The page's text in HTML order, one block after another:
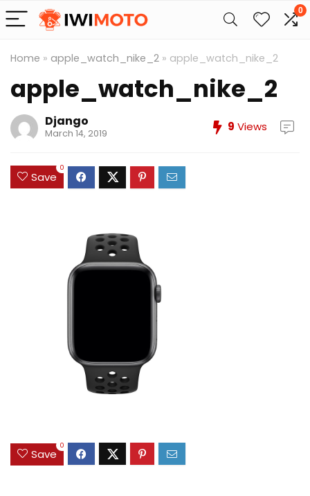
0
Home » apple_watch_nike_2 » apple_watch_nike_2
apple_watch_nike_2
Django
March 14, 2019 9 Views
Save
0
Save
0